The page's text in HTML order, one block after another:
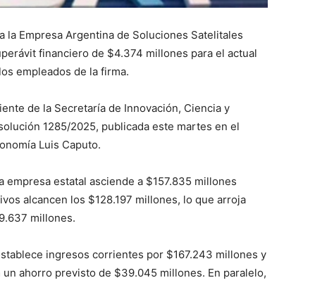
Empresa Argentina de Soluciones Satelitales
financiero de $4.374 millones para el actual
empleados de la firma.
de la Secretaría de Innovación, Ciencia y
1285/2025, publicada este martes en el
Luis Caputo.
estatal asciende a $157.835 millones
alcancen los $128.197 millones, lo que arroja
millones.
ingresos corrientes por $167.243 millones y
ahorro previsto de $39.045 millones. En paralelo,